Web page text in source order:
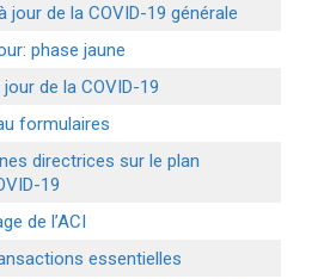
jour de la COVID-19 générale
phase jaune
de la COVID-19
formulaires
directrices sur le plan
19
de l’ACI
essentielles